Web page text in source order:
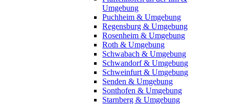
Umgebung
Puchheim & Umgebung
Regensburg & Umgebung
Rosenheim & Umgebung
Roth & Umgebung
Schwabach & Umgebung
Schwandorf & Umgebung
Schweinfurt & Umgebung
Senden & Umgebung
Sonthofen & Umgebung
Starnberg & Umgebung